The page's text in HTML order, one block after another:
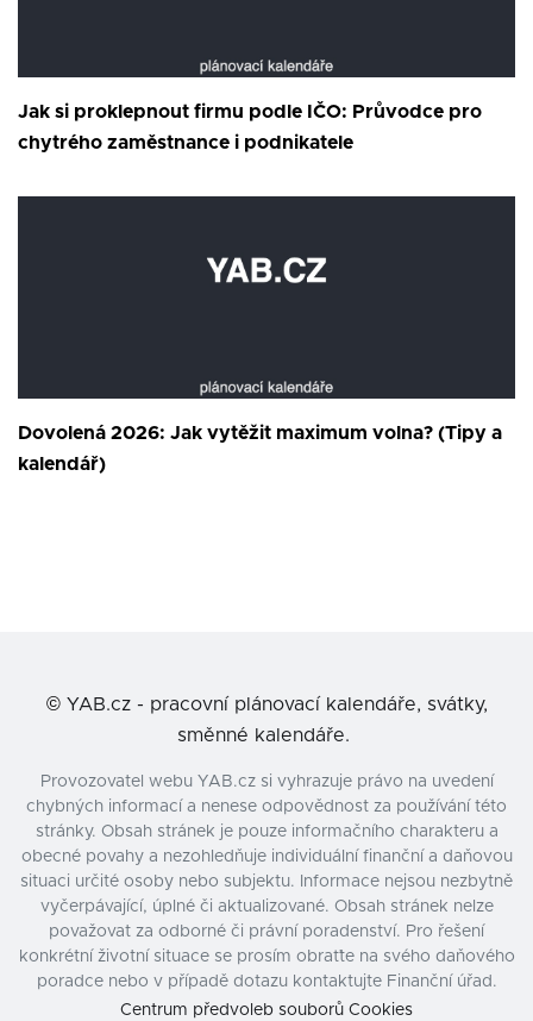
Jak si proklepnout firmu podle IČO: Průvodce pro
chytrého zaměstnance i podnikatele
Dovolená 2026: Jak vytěžit maximum volna? (Tipy a
kalendář)
© YAB.cz - pracovní plánovací kalendáře, svátky,
směnné kalendáře.
Provozovatel webu YAB.cz si vyhrazuje právo na uvedení
chybných informací a nenese odpovědnost za používání této
stránky. Obsah stránek je pouze informačního charakteru a
obecné povahy a nezohledňuje individuální finanční a daňovou
situaci určité osoby nebo subjektu. Informace nejsou nezbytně
vyčerpávající, úplné či aktualizované. Obsah stránek nelze
považovat za odborné či právní poradenství. Pro řešení
konkrétní životní situace se prosím obraťte na svého daňového
poradce nebo v případě dotazu kontaktujte Finanční úřad.
Centrum předvoleb souborů Cookies